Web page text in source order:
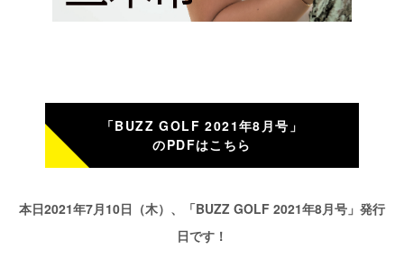
「BUZZ GOLF 2021年8月号」
のPDFはこちら
本日2021年7月10日（木）、「BUZZ GOLF 2021年8月号」発行
日です！